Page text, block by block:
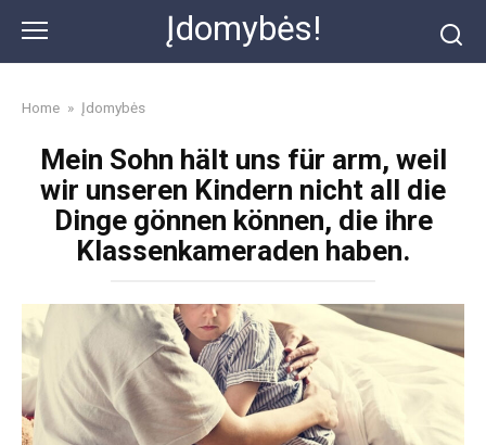
content
Įdomybės!
Home » Įdomybės
Mein Sohn hält uns für arm, weil
wir unseren Kindern nicht all die
Dinge gönnen können, die ihre
Klassenkameraden haben.